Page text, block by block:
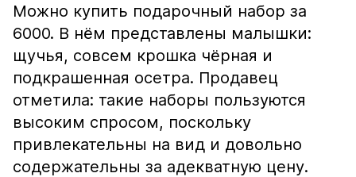
Можно купить подарочный набор за
6000. В нём представлены малышки:
щучья, совсем крошка чёрная и
подкрашенная осетра. Продавец
отметила: такие наборы пользуются
высоким спросом, поскольку
привлекательны на вид и довольно
содержательны за адекватную цену.